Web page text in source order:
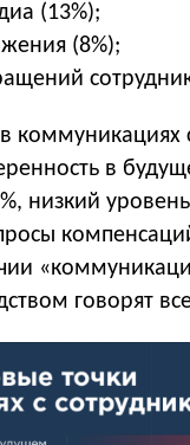
(13%);
(8%);
в
низкий
говорят